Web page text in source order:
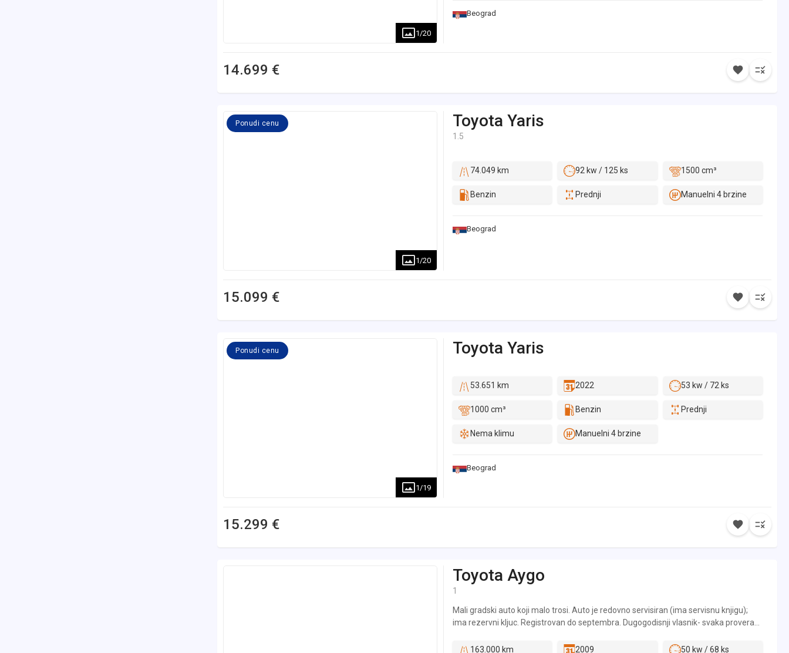
1 /20
Beograd
14.699 €
Ponudi cenu
1 /20
Toyota Yaris
1.5
74.049 km 92 kw / 125 ks 1500 cm³
Benzin Prednji Manuelni 4 brzine
Beograd
15.099 €
Ponudi cenu
1 /19
Toyota Yaris
53.651 km 2022 53 kw / 72 ks
1000 cm³ Benzin Prednji
Nema klimu Manuelni 4 brzine
Beograd
15.299 €
Toyota Aygo
1
Mali gradski auto koji malo trosi. Auto je redovno servisiran (ima servisnu knjigu);
ima rezervni kljuc. Registrovan do septembra. Dugogodisnji vlasnik- svaka provera
163.000 km
2009 50 kw / 68 ks